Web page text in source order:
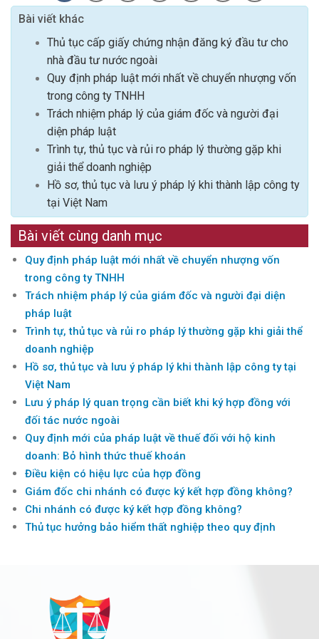
Bài viết khác
Thủ tục cấp giấy chứng nhận đăng ký đầu tư cho
nhà đầu tư nước ngoài
Quy định pháp luật mới nhất về chuyển nhượng vốn
trong công ty TNHH
Trách nhiệm pháp lý của giám đốc và người đại
diện pháp luật
Trình tự, thủ tục và rủi ro pháp lý thường gặp khi
giải thể doanh nghiệp
Hồ sơ, thủ tục và lưu ý pháp lý khi thành lập công ty
tại Việt Nam
Bài viết cùng danh mục
Quy định pháp luật mới nhất về chuyển nhượng vốn
trong công ty TNHH
Trách nhiệm pháp lý của giám đốc và người đại diện
pháp luật
Trình tự, thủ tục và rủi ro pháp lý thường gặp khi giải thể
doanh nghiệp
Hồ sơ, thủ tục và lưu ý pháp lý khi thành lập công ty tại
Việt Nam
Lưu ý pháp lý quan trọng cần biết khi ký hợp đồng với
đối tác nước ngoài
Quy định mới của pháp luật về thuế đối với hộ kinh
doanh: Bỏ hình thức thuế khoán
Điều kiện có hiệu lực của hợp đồng
Giám đốc chi nhánh có được ký kết hợp đồng không?
Chi nhánh có được ký kết hợp đồng không?
Thủ tục hưởng bảo hiểm thất nghiệp theo quy định